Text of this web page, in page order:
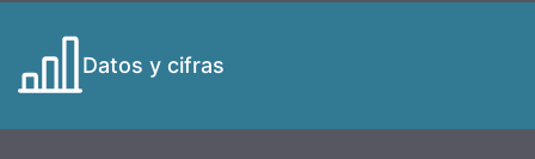
Datos y cifras